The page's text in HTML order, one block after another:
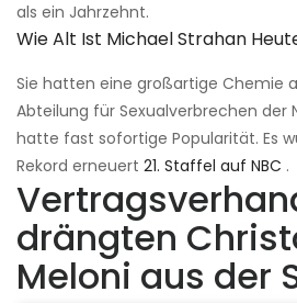
als ein Jahrzehnt.
Wie Alt Ist Michael Strahan
Sie hatten eine großartige Chemie
Abteilung für Sexualverbrechen der
hatte fast sofortige Popularität. Es
Rekord erneuert 21. Staffel auf NBC .
drängten
Meloni aus der